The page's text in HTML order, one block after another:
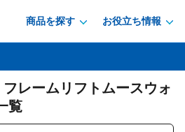
商品を探す お役立ち情報
レームリフトムースウォ
覧